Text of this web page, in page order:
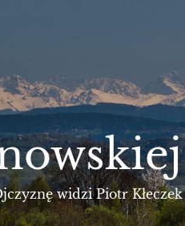
widzi Piotr Kłeczek